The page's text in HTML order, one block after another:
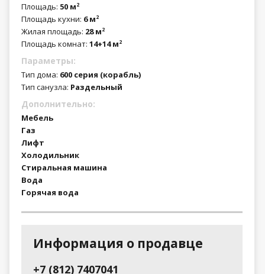
Площадь: 50 м2
Площадь кухни: 6 м2
Жилая площадь: 28 м2
Площадь комнат: 14+14 м2
Параметры:
Тип дома: 600 серия (корабль)
Тип санузла: Раздельный
Дополнительно:
Мебель
Газ
Лифт
Холодильник
Стиральная машина
Вода
Горячая вода
Информация о продавце
+7 (812) 7407041